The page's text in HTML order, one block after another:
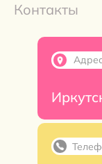
Контакты
Адрес